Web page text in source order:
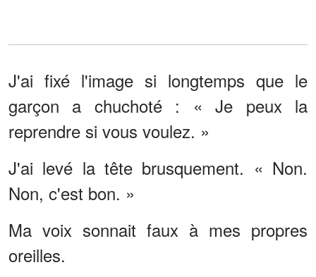
J'ai fixé l'image si longtemps que le
garçon a chuchoté : « Je peux la
reprendre si vous voulez. »
J'ai levé la tête brusquement. « Non.
Non, c'est bon. »
Ma voix sonnait faux à mes propres
oreilles.